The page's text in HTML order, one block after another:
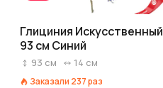
Глициния Искусственный
93 см Синий
93 см 14 см
Заказали 237раз